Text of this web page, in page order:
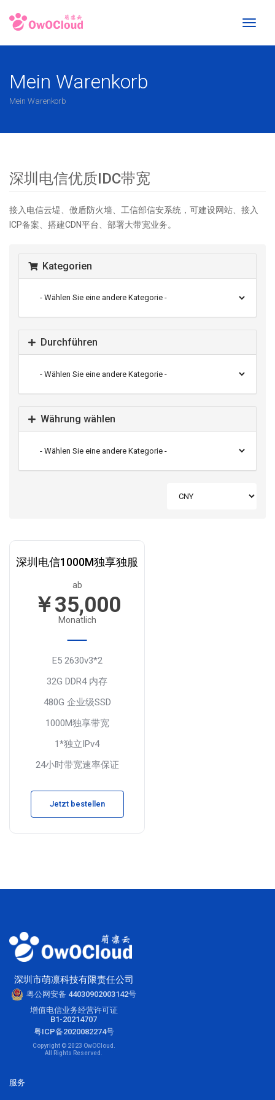
Toggle
Mein Warenkorb
Mein Warenkorb
深圳电信优质IDC带宽
接入电信云堤、傲盾防火墙、工信部信安系统，可建设网站、接入
ICP备案、搭建CDN平台、部署大带宽业务。
Kategorien
Durchführen
Währung wählen
深圳电信1000M独享独服
ab
￥35,000
Monatlich
E5 2630v3*2
32G DDR4 内存
480G 企业级SSD
1000M独享带宽
1*独立IPv4
24小时带宽速率保证
Jetzt bestellen
深圳市萌凛科技有限责任公司
粤公网安备 44030902003142号
增值电信业务经营许可证
B1-20214707
粤ICP备2020082274号
Copyright © 2023 OwOCloud.
All Rights Reserved.
服务